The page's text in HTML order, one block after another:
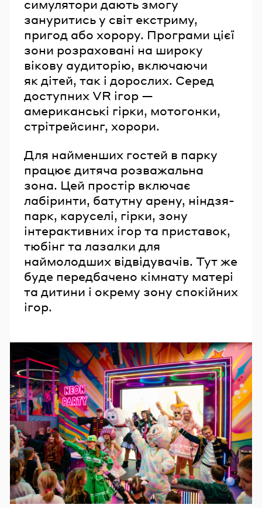
симулятори дають змогу
зануритись у світ екстриму,
пригод або хорору. Програми цієї
зони розраховані на широку
вікову аудиторію, включаючи
як дітей, так і дорослих. Серед
доступних VR ігор —
американські гірки, мотогонки,
стрітрейсинг, хорори.
Для найменших гостей в парку
працює дитяча розважальна
зона. Цей простір включає
лабіринти, батутну арену, ніндзя-
парк, каруселі, гірки, зону
інтерактивних ігор та приставок,
тюбінг та лазалки для
наймолодших відвідувачів. Тут же
буде передбачено кімнату матері
та дитини і окрему зону спокійних
ігор.